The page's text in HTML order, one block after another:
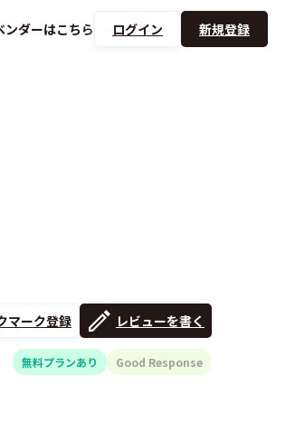
ンダーはこちら ログイン 新規登録
マーク登録 レビューを書く
無料プランあり Good Response